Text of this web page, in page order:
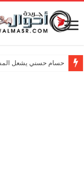
حسام حسني يشعل